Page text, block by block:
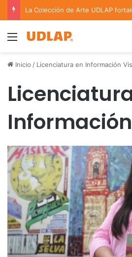
Menu
Inicio / Licenciatura en Información